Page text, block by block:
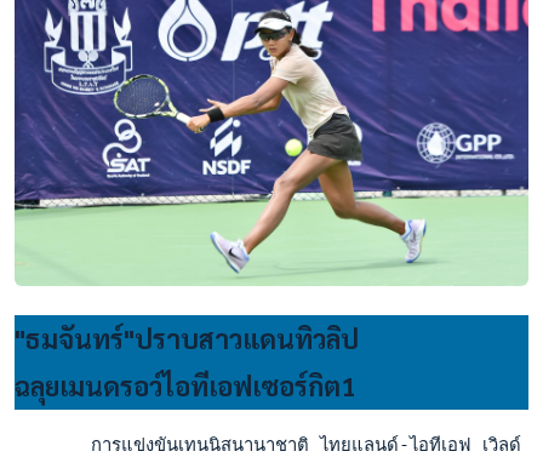
"ธมจันทร์"ปราบสาวแดนทิวลิป
ฉลุยเมนดรอว์ไอทีเอฟเซอร์กิต1
การแข่งขันเทนนิสนานาชาติ ไทยแลนด์-ไอทีเอฟ เวิลด์